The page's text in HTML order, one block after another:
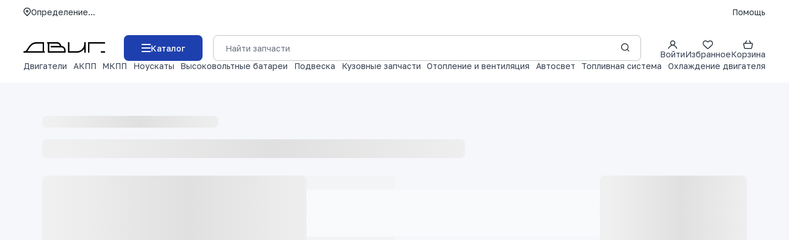
Определение... Помощь
Каталог
ВойтиИзбранноеКорзина
Двигатели
АКПП МКПП Ноускаты Высоковольтные батареи Подвеска Кузовные запчасти Отопление и вентиляция Автосвет Топливная система Охлаждение двигателя